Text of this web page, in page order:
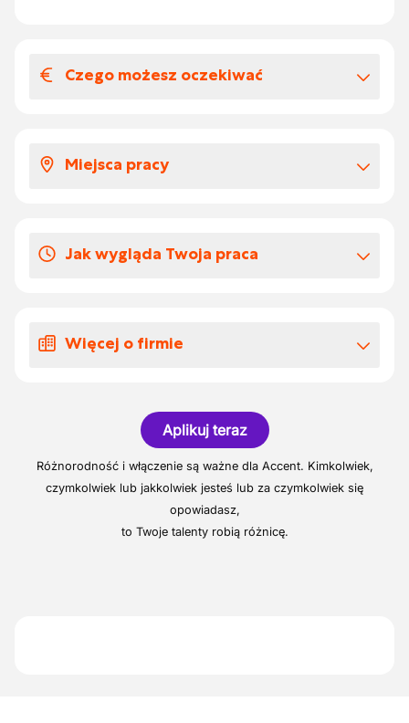
Czego możesz oczekiwać
wynagrodzenie do negocjacji
Dni urlopowych
Miejsca pracy
Jak wygląda Twoja praca
Rozdzielanie pracy i tworzenie
Identyfikowanie i rozwiązywanie
problemów
Łączenie zespołu z zarządem
Więcej o firmie
Aplikuj teraz
Różnorodność i włączenie są ważne dla Accent. Kimkolwiek,
czymkolwiek lub jakkolwiek jesteś lub za czymkolwiek się
opowiadasz,
to Twoje talenty robią różnicę.